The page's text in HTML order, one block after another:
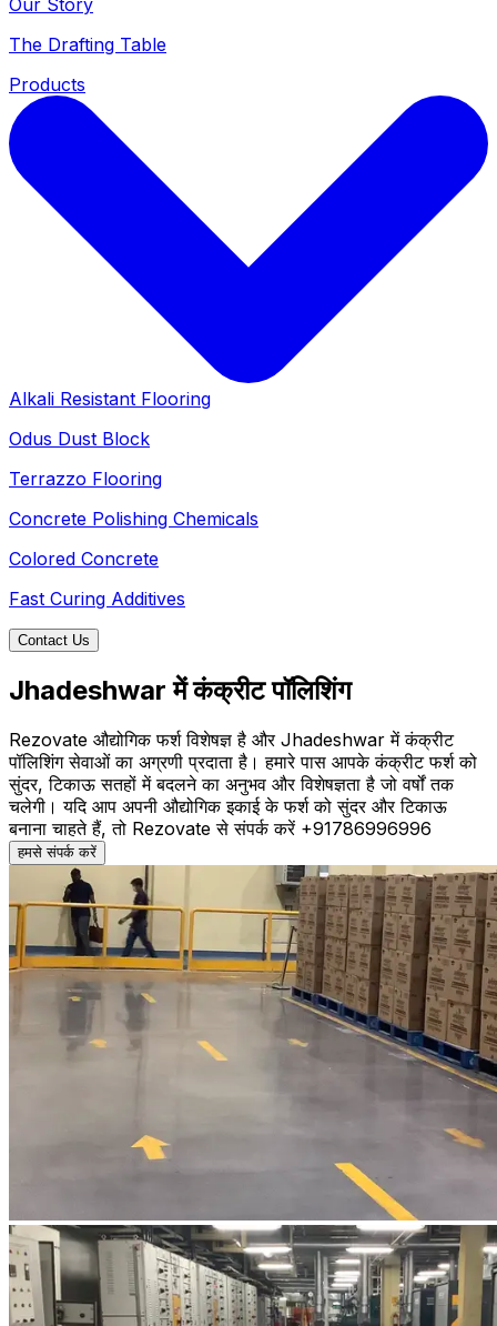
The Drafting Table
Products
Alkali Resistant Flooring
Odus Dust Block
Terrazzo Flooring
Concrete Polishing Chemicals
Colored Concrete
Fast Curing Additives
Contact Us
Jhadeshwar में कंक्रीट पॉलिशिंग
Rezovate औद्योगिक फर्श विशेषज्ञ है और Jhadeshwar में कंक्रीट
पॉलिशिंग सेवाओं का अग्रणी प्रदाता है। हमारे पास आपके कंक्रीट फर्श को
सुंदर, टिकाऊ सतहों में बदलने का अनुभव और विशेषज्ञता है जो वर्षों तक
चलेगी। यदि आप अपनी औद्योगिक इकाई के फर्श को सुंदर और टिकाऊ
बनाना चाहते हैं, तो Rezovate से संपर्क करें +91786996996
हमसे संपर्क करें